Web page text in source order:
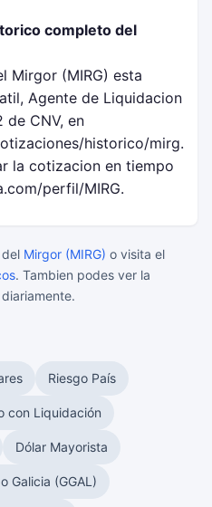
completo del
Mirgor (MIRG) esta
Agente de Liquidacion
de CNV, en
historico/mirg.
la cotizacion en tiempo
perfil/MIRG.
Mirgor (MIRG) o visita el
. Tambien podes ver la
Riesgo País
con Liquidación
Dólar Mayorista
Galicia (GGAL)